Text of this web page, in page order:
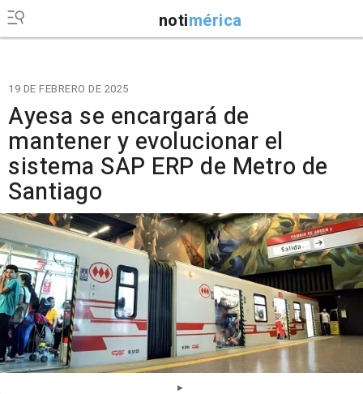
notimérica
19 DE FEBRERO DE 2025
Ayesa se encargará de
mantener y evolucionar el
sistema SAP ERP de Metro de
Santiago